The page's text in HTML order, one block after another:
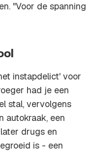
"Voor de spanning
instapdelict' voor
had je een
stal, vervolgens
autokraak, een
drugs en
is - een